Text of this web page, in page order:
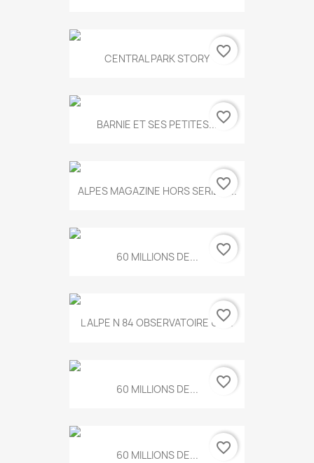
CENTRAL PARK STORY favorite_border
BARNIE ET SES PETITES...favorite_border
ALPES MAGAZINE HORS SERIE N...
favorite_border
60 MILLIONS DE... favorite_border
L ALPE N 84 OBSERVATOIRE UN...
favorite_border
60 MILLIONS DE... favorite_border
60 MILLIONS DE... favorite_border